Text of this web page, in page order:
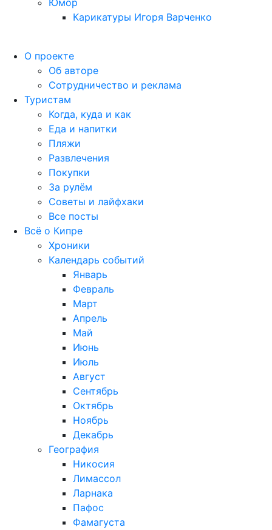
Юмор
Карикатуры Игоря Варченко
О проекте
Об авторе
Сотрудничество и реклама
Туристам
Когда, куда и как
Еда и напитки
Пляжи
Развлечения
Покупки
За рулём
Советы и лайфхаки
Все посты
Всё о Кипре
Хроники
Календарь событий
Январь
Февраль
Март
Апрель
Май
Июнь
Июль
Август
Сентябрь
Октябрь
Ноябрь
Декабрь
География
Никосия
Лимассол
Ларнака
Пафос
Фамагуста